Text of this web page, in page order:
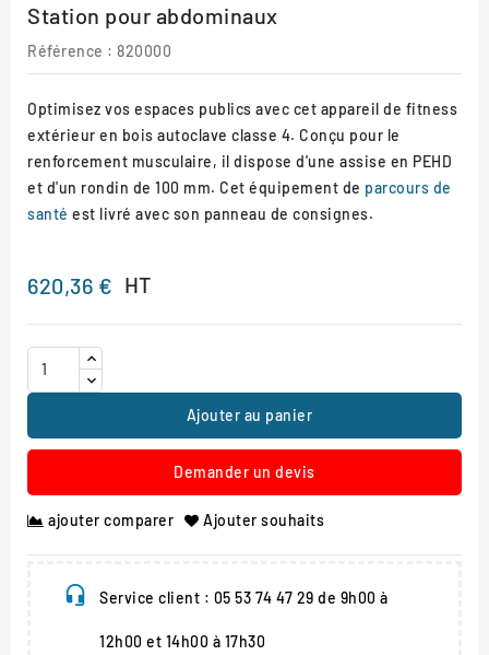
Station pour abdominaux
Référence : 820000
Optimisez vos espaces publics avec cet appareil de fitness
extérieur en bois autoclave classe 4. Conçu pour le
renforcement musculaire, il dispose d'une assise en PEHD
et d'un rondin de 100 mm. Cet équipement de parcours de
santé est livré avec son panneau de consignes.
620,36 € HT
Ajouter au panier
Demander un devis
ajouter comparer Ajouter souhaits
Service client : 05 53 74 47 29 de 9h00 à
12h00 et 14h00 à 17h30